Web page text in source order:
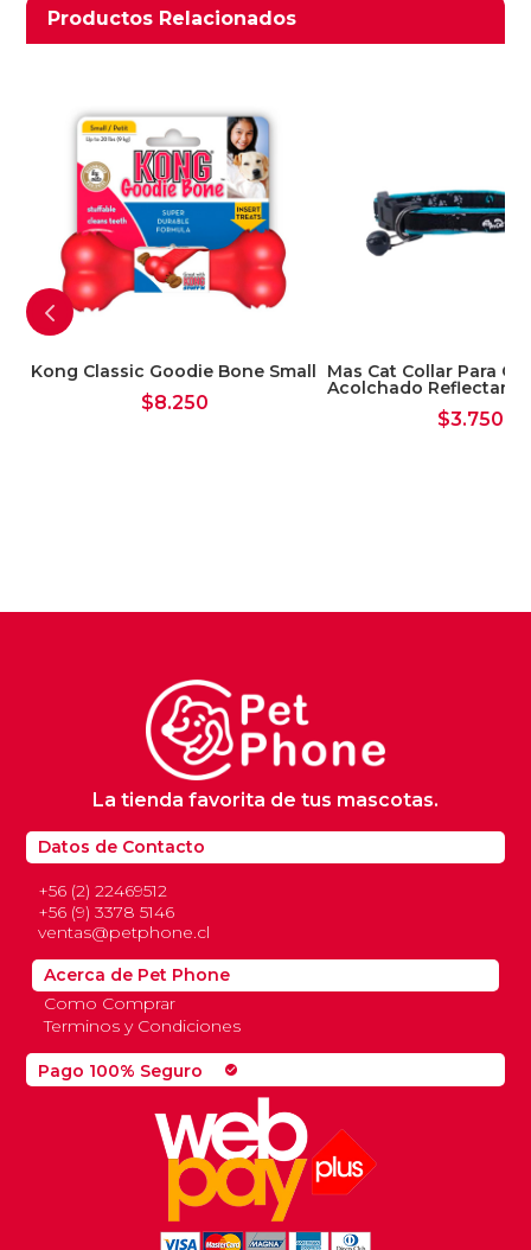
derivados del moho o similares
Productos Relacionados
Productos relacionados
Kong Classic Goodie Bone Small
$8.250
Mas Cat Collar Para
Acolchado
$3.750
Pago 100% Seguro check_circle
Datos de Contacto
+56 (2) 22469512
+56 (9) 3378 5146
ventas@petphone.cl
La tienda favorita de tus mascotas.
Acerca de Pet Phone
Como Comprar
Terminos y Condiciones